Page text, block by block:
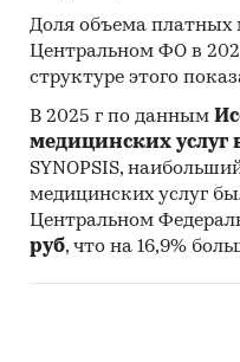
Доля объема платных
Центральном ФО в
структуре этого
В 2025 г по данным
медицинских услуг
SYNOPSIS,
медицинских услуг
Центральном
руб, что на 16,9%